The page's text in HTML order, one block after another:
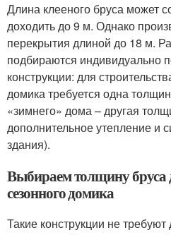
Длина клееного бруса может
доходить до 9 м. Однако
перекрытия длиной до 18 м.
подбираются индивидуально
конструкции: для
домика требуется одна
«зимнего» дома – другая
дополнительное утепление и
здания).
Выбираем толщину бруса
сезонного домика
Такие конструкции не